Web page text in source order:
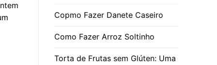
Copmo Fazer Danete Caseiro
Como Fazer Arroz Soltinho
Torta de Frutas sem Glúten: Uma